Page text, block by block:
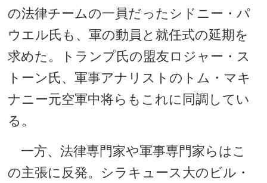
の法律チームの一員だったシドニー・パ
ウエル氏も、軍の動員と就任式の延期を
求めた。トランプ氏の盟友ロジャー・ス
トーン氏、軍事アナリストのトム・マキ
ナニー元空軍中将らもこれに同調してい
る。
一方、法律専門家や軍事専門家らはこ
の主張に反発。シラキュース大のビル・